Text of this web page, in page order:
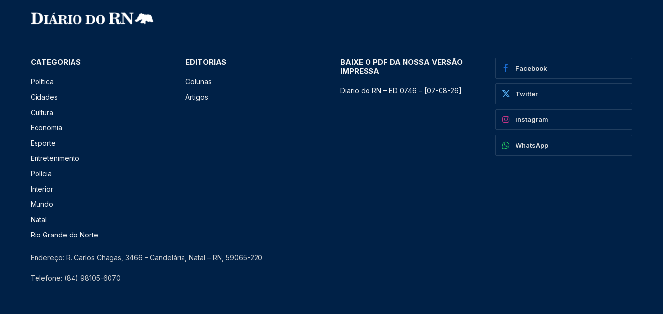
CATEGORIAS
Política
Cidades
Cultura
Economia
Esporte
Entretenimento
Polícia
Interior
Mundo
Natal
Rio Grande do Norte
EDITORIAS
Colunas
Artigos
BAIXE O PDF DA NOSSA VERSÃO
IMPRESSA
Diario do RN – ED 0746 – [07-08-26]
Facebook
Twitter
Instagram
WhatsApp
Endereço: R. Carlos Chagas, 3466 – Candelária, Natal – RN, 59065-220
Telefone: (84) 98105-6070